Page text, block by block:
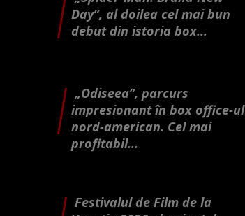
Day”, al doilea cel mai bun
debut din istoria box...
„Odiseea”, parcurs
impresionant în box office-ul
nord-american. Cel mai
profitabil...
Festivalul de Film de la